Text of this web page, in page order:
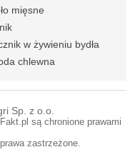
mięsne
w żywieniu bydła
chlewna
Sp. z o.o.
są chronione prawami
zastrzeżone.